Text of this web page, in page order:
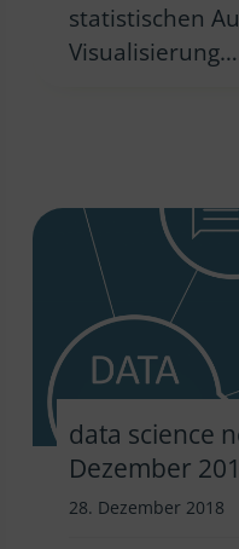
statistischen
Visualisierung…
data science
Dezember
28. Dezember 2018